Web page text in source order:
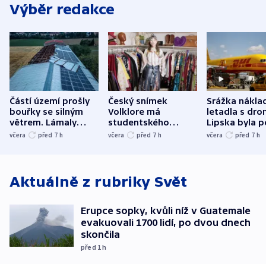
Výběr redakce
Částí území prošly
bouřky se silným
větrem. Lámaly
stromy a poničily
včera před 7 h
Český snímek
Volklore má
studentského
Oscara, zabojuje o
včera před 7 h
Srážka
letadla s
Lipska byla
německého
včera před 7 h
Aktuálně z rubriky Svět
Erupce sopky, kvůli níž v Guatemale
evakuovali 1700 lidí, po dvou dnech
skončila
před 1h